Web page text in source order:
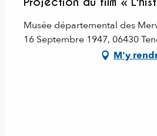
Musée départemental des
16 Septembre 1947, 06430
M'y